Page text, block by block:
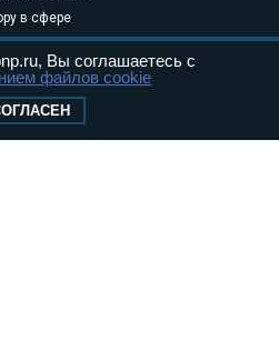
в сфере
и
05
Эл № ФС77-
Вы соглашаетесь с
файлов cookie